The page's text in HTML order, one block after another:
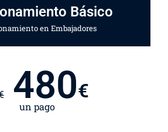
Básico
en Embajadores
480€
un pago